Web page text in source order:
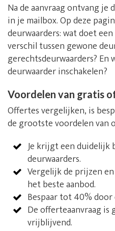
Na de aanvraag ontvang
in je mailbox. Op deze
deurwaarders: wat doet
verschil tussen gewone
gerechtsdeurwaarders? En
deurwaarder inschakelen?
Voordelen van gratis
Offertes vergelijken, is
de grootste voordelen van
Je krijgt een duidelijk
deurwaarders.
Vergelijk de prijzen
het beste aanbod.
Bespaar tot 40%
De offerteaanvraag is
vrijblijvend.